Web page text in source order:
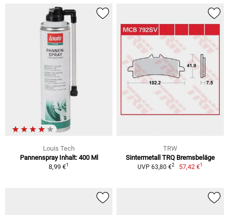
Louis Tech
Pannenspray Inhalt: 400 Ml
8,99 €1
TRW
Sintermetall TRQ Bremsbeläge
UVP 63,80 €2 57,42 €1